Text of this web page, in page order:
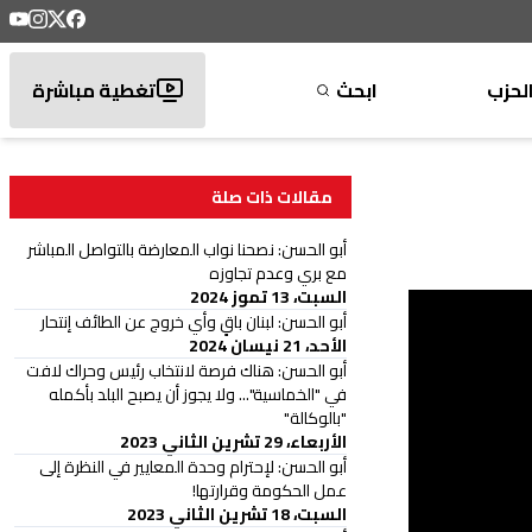
الحزب ابحث تغطية مباشرة
مقالات ذات صلة
أبو الحسن: نصحنا نواب المعارضة بالتواصل المباشر
مع بري وعدم تجاوزه
السبت، 13 تموز 2024
أبو الحسن: لبنان باقٍ وأي خروج عن الطائف إنتحار
الأحد، 21 نيسان 2024
أبو الحسن: هناك فرصة لانتخاب رئيس وحراك لافت
في "الخماسية"... ولا يجوز أن يصبح البلد بأكمله
"بالوكالة"
الأربعاء، 29 تشرين الثاني 2023
أبو الحسن: لإحترام وحدة المعايير في النظرة إلى
عمل الحكومة وقرارتها!
السبت، 18 تشرين الثاني 2023